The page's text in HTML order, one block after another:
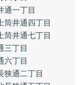
通一丁目
上筒井通四丁目
上筒井通七丁目
三丁目
六丁目
狭通二丁目